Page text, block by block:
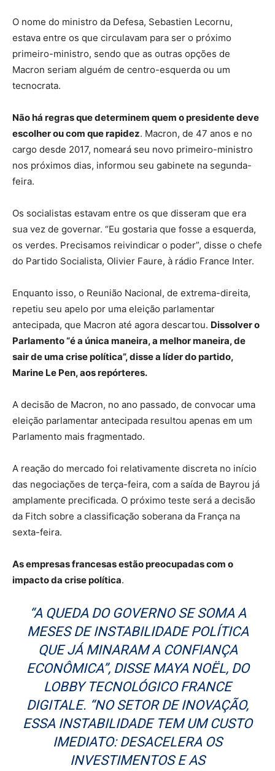
O nome do ministro da Defesa, Sebastien Lecornu,
estava entre os que circulavam para ser o próximo
primeiro-ministro, sendo que as outras opções de
Macron seriam alguém de centro-esquerda ou um
tecnocrata.
Não há regras que determinem quem o presidente deve
escolher ou com que rapidez. Macron, de 47 anos e no
cargo desde 2017, nomeará seu novo primeiro-ministro
nos próximos dias, informou seu gabinete na segunda-
feira.
Os socialistas estavam entre os que disseram que era
sua vez de governar. “Eu gostaria que fosse a esquerda,
os verdes. Precisamos reivindicar o poder”, disse o chefe
do Partido Socialista, Olivier Faure, à rádio France Inter.
Enquanto isso, o Reunião Nacional, de extrema-direita,
repetiu seu apelo por uma eleição parlamentar
antecipada, que Macron até agora descartou. Dissolver o
Parlamento “é a única maneira, a melhor maneira, de
sair de uma crise política”, disse a líder do partido,
Marine Le Pen, aos repórteres.
A decisão de Macron, no ano passado, de convocar uma
eleição parlamentar antecipada resultou apenas em um
Parlamento mais fragmentado.
A reação do mercado foi relativamente discreta no início
das negociações de terça-feira, com a saída de Bayrou já
amplamente precificada. O próximo teste será a decisão
da Fitch sobre a classificação soberana da França na
sexta-feira.
As empresas francesas estão preocupadas com o
impacto da crise política.
“A QUEDA DO GOVERNO SE SOMA A
MESES DE INSTABILIDADE POLÍTICA
QUE JÁ MINARAM A CONFIANÇA
ECONÔMICA”, DISSE MAYA NOËL, DO
LOBBY TECNOLÓGICO FRANCE
DIGITALE. “NO SETOR DE INOVAÇÃO,
ESSA INSTABILIDADE TEM UM CUSTO
IMEDIATO: DESACELERA OS
INVESTIMENTOS E AS